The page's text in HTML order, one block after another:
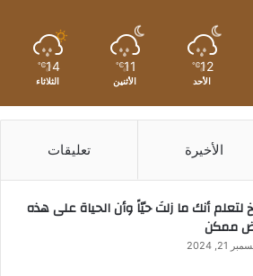
12
℃
الأحد
11
℃
الأثنين
14
℃
الثلاثاء
الأخيرة تعليقات
لتعلم أنك ما زلتَ حيّاً وأن الحياة على هذه
ممكن
21, 2024